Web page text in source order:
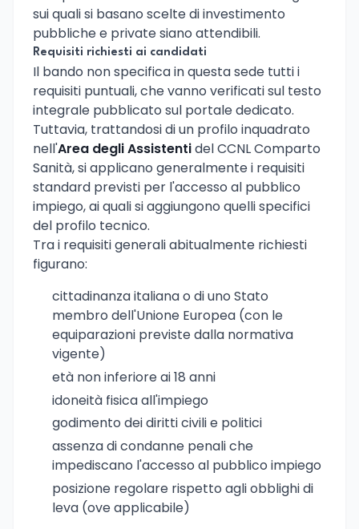
sui quali si basano scelte di investimento
pubbliche e private siano attendibili.
Requisiti richiesti ai candidati
Il bando non specifica in questa sede tutti i
requisiti puntuali, che vanno verificati sul testo
integrale pubblicato sul portale dedicato.
Tuttavia, trattandosi di un profilo inquadrato
nell'Area degli Assistentidel CCNL Comparto
Sanità, si applicano generalmente i requisiti
standard previsti per l'accesso al pubblico
impiego, ai quali si aggiungono quelli specifici
del profilo tecnico.
Tra i requisiti generali abitualmente richiesti
figurano:
cittadinanza italiana o di uno Stato
membro dell'Unione Europea (con le
equiparazioni previste dalla normativa
vigente)
età non inferiore ai 18 anni
idoneità fisica all'impiego
godimento dei diritti civili e politici
assenza di condanne penali che
impediscano l'accesso al pubblico impiego
posizione regolare rispetto agli obblighi di
leva (ove applicabile)